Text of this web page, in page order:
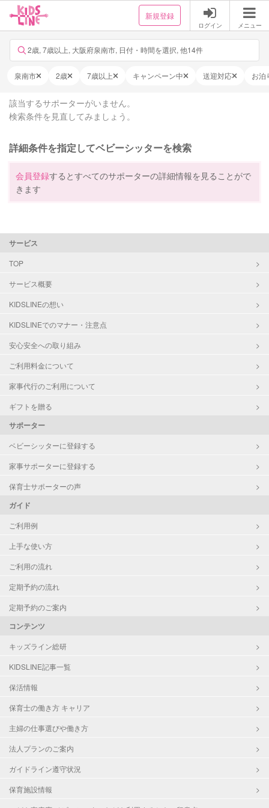
新規登録
ログイン メニュー
2歳, 7歳以上, 大阪府泉南市, 日付・時間を選択, 他14件
泉南市 2歳 7歳以上 キャンペーン中 送迎対応 お泊
該当するサポーターがいません。
検索条件を見直してみましょう。
詳細条件を指定してベビーシッターを検索
会員登録するとすべてのサポーターの詳細情報を見ることがで
きます
サービス
TOP
サービス概要
KIDSLINEの想い
KIDSLINEでのマナー・注意点
安心安全への取り組み
ご利用料金について
家事代行のご利用について
ギフトを贈る
サポーター
ベビーシッターに登録する
家事サポーターに登録する
保育士サポーターの声
ガイド
ご利用例
上手な使い方
ご利用の流れ
定期予約の流れ
定期予約のご案内
コンテンツ
キッズライン総研
KIDSLINE記事一覧
保活情報
保育士の働き方 キャリア
主婦の仕事選びや働き方
法人プランのご案内
ガイドライン遵守状況
保育施設情報